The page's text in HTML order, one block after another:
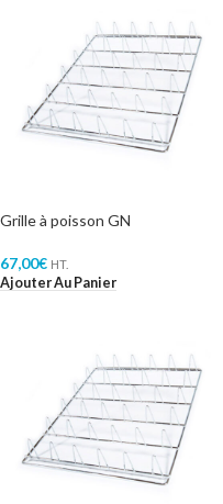
Grille à poisson GN
67,00€ HT.
Ajouter Au Panier